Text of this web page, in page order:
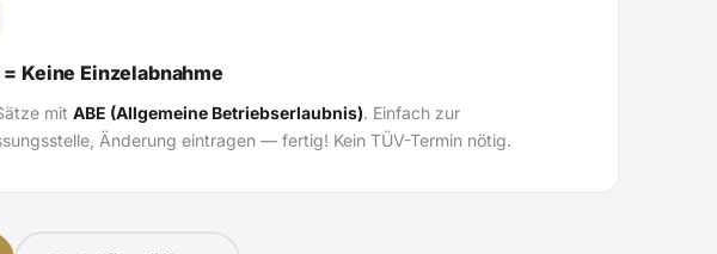
= Keine Einzelabnahme
mit ABE (Allgemeine Betriebserlaubnis). Einfach zur
Änderung eintragen — fertig! Kein TÜV-Termin nötig.